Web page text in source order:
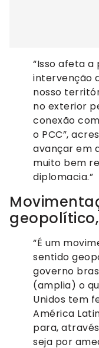
“Isso afeta
intervenção
nosso
no exterior
conexão
o PCC”,
avançar em
muito bem
diplomacia.”
“É um
sentido
governo
(amplia) o
Unidos tem
América
para,
seja por